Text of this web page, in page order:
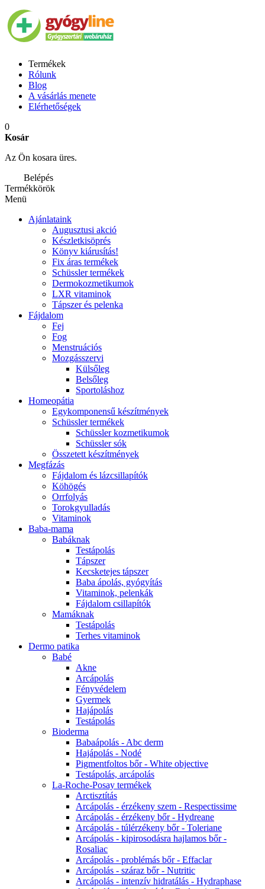
Termékek
Rólunk
Blog
A vásárlás menete
Elérhetőségek
0
Kosár
Az Ön kosara üres.
Belépés
Termékkörök
Menü
Ajánlataink
Augusztusi akció
Készletkisöprés
Könyv kiárusítás!
Fix áras termékek
Schüssler termékek
Dermokozmetikumok
LXR vitaminok
Tápszer és pelenka
Fájdalom
Fej
Fog
Menstruációs
Mozgásszervi
Külsőleg
Belsőleg
Sportoláshoz
Homeopátia
Egykomponensű készítmények
Schüssler termékek
Schüssler kozmetikumok
Schüssler sók
Összetett készítmények
Megfázás
Fájdalom és lázcsillapítók
Köhögés
Orrfolyás
Torokgyulladás
Vitaminok
Baba-mama
Babáknak
Testápolás
Tápszer
Kecsketejes tápszer
Baba ápolás, gyógyítás
Vitaminok, pelenkák
Fájdalom csillapítók
Mamáknak
Testápolás
Terhes vitaminok
Dermo patika
Babé
Akne
Arcápolás
Fényvédelem
Gyermek
Hajápolás
Testápolás
Bioderma
Babaápolás - Abc derm
Hajápolás - Nodé
Pigmentfoltos bőr - White objective
Testápolás, arcápolás
La-Roche-Posay termékek
Arctisztítás
Arcápolás - érzékeny szem - Respectissime
Arcápolás - érzékeny bőr - Hydreane
Arcápolás - túlérzékeny bőr - Toleriane
Arcápolás - kipirosodásra hajlamos bőr -
Rosaliac
Arcápolás - problémás bőr - Effaclar
Arcápolás - száraz bőr - Nutritic
Arcápolás - intenzív hidratálás - Hydraphase